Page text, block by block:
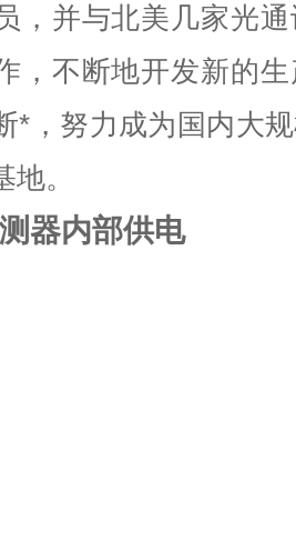
，并与北美几家光
，不断地开发新的
*，努力成为国内大
。
器内部供电